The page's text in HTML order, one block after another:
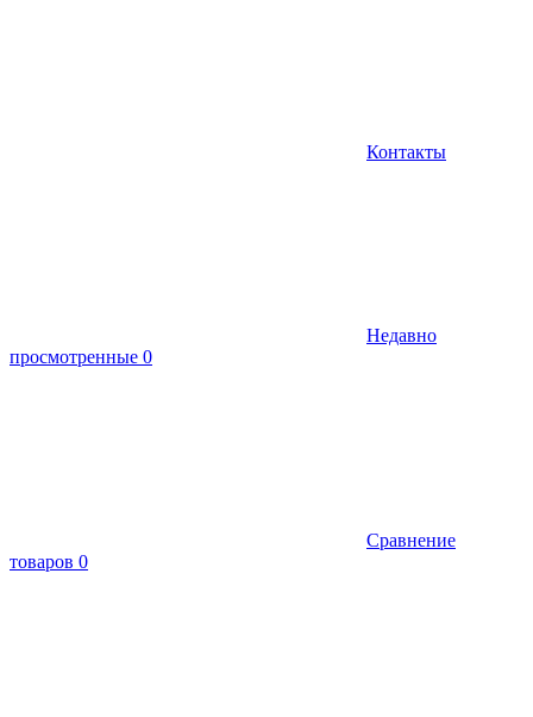
Контакты
Недавно
просмотренные 0
Сравнение
товаров 0